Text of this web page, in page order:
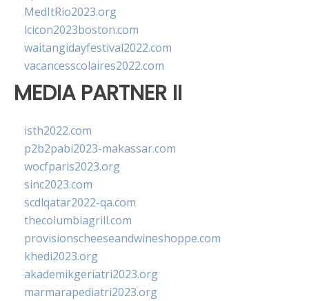
MedItRio2023.org
lcicon2023boston.com
waitangidayfestival2022.com
vacancesscolaires2022.com
MEDIA PARTNER II
isth2022.com
p2b2pabi2023-makassar.com
wocfparis2023.org
sinc2023.com
scdlqatar2022-qa.com
thecolumbiagrill.com
provisionscheeseandwineshoppe.com
khedi2023.org
akademikgeriatri2023.org
marmarapediatri2023.org